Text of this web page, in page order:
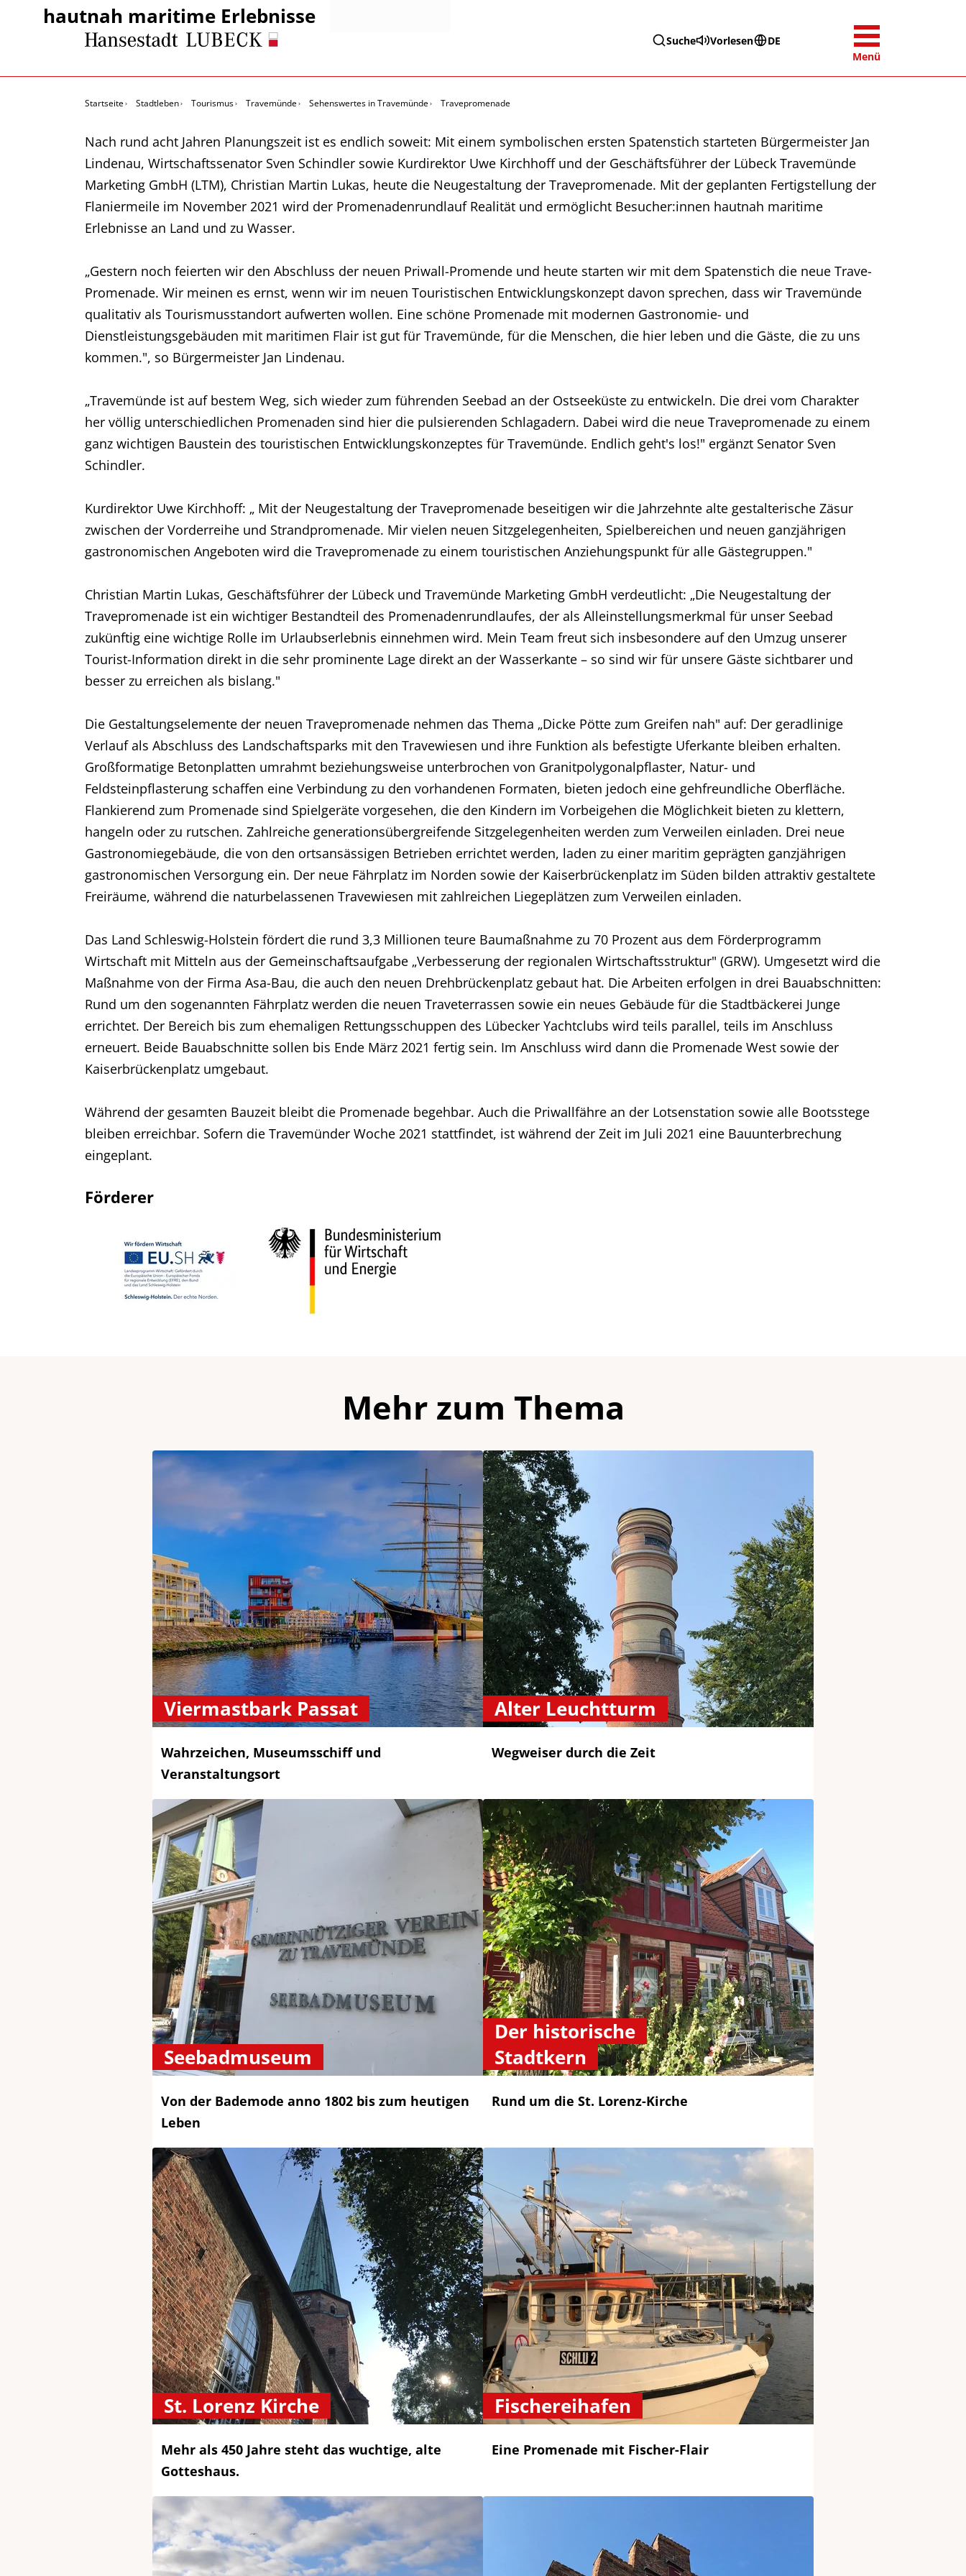
Suche Vorlesen
DE
Menü
hautnah maritime Erlebnisse
Startseite Stadtleben Tourismus Travemünde Sehenswertes in Travemünde Travepromenade
Nach rund acht Jahren Planungszeit ist es endlich soweit: Mit einem symbolischen ersten Spatenstich starteten Bürgermeister Jan
Lindenau, Wirtschaftssenator Sven Schindler sowie Kurdirektor Uwe Kirchhoff und der Geschäftsführer der Lübeck Travemünde
Marketing GmbH (LTM), Christian Martin Lukas, heute die Neugestaltung der Travepromenade. Mit der geplanten Fertigstellung der
Flaniermeile im November 2021 wird der Promenadenrundlauf Realität und ermöglicht Besucher:innen hautnah maritime
Erlebnisse an Land und zu Wasser.
„Gestern noch feierten wir den Abschluss der neuen Priwall-Promende und heute starten wir mit dem Spatenstich die neue Trave-
Promenade. Wir meinen es ernst, wenn wir im neuen Touristischen Entwicklungskonzept davon sprechen, dass wir Travemünde
qualitativ als Tourismusstandort aufwerten wollen. Eine schöne Promenade mit modernen Gastronomie- und
Dienstleistungsgebäuden mit maritimen Flair ist gut für Travemünde, für die Menschen, die hier leben und die Gäste, die zu uns
kommen.", so Bürgermeister Jan Lindenau.
„Travemünde ist auf bestem Weg, sich wieder zum führenden Seebad an der Ostseeküste zu entwickeln. Die drei vom Charakter
her völlig unterschiedlichen Promenaden sind hier die pulsierenden Schlagadern. Dabei wird die neue Travepromenade zu einem
ganz wichtigen Baustein des touristischen Entwicklungskonzeptes für Travemünde. Endlich geht's los!" ergänzt Senator Sven
Schindler.
Kurdirektor Uwe Kirchhoff: „ Mit der Neugestaltung der Travepromenade beseitigen wir die Jahrzehnte alte gestalterische Zäsur
zwischen der Vorderreihe und Strandpromenade. Mir vielen neuen Sitzgelegenheiten, Spielbereichen und neuen ganzjährigen
gastronomischen Angeboten wird die Travepromenade zu einem touristischen Anziehungspunkt für alle Gästegruppen."
Christian Martin Lukas, Geschäftsführer der Lübeck und Travemünde Marketing GmbH verdeutlicht: „Die Neugestaltung der
Travepromenade ist ein wichtiger Bestandteil des Promenadenrundlaufes, der als Alleinstellungsmerkmal für unser Seebad
zukünftig eine wichtige Rolle im Urlaubserlebnis einnehmen wird. Mein Team freut sich insbesondere auf den Umzug unserer
Tourist-Information direkt in die sehr prominente Lage direkt an der Wasserkante – so sind wir für unsere Gäste sichtbarer und
besser zu erreichen als bislang."
Die Gestaltungselemente der neuen Travepromenade nehmen das Thema „Dicke Pötte zum Greifen nah" auf: Der geradlinige
Verlauf als Abschluss des Landschaftsparks mit den Travewiesen und ihre Funktion als befestigte Uferkante bleiben erhalten.
Großformatige Betonplatten umrahmt beziehungsweise unterbrochen von Granitpolygonalpflaster, Natur- und
Feldsteinpflasterung schaffen eine Verbindung zu den vorhandenen Formaten, bieten jedoch eine gehfreundliche Oberfläche.
Flankierend zum Promenade sind Spielgeräte vorgesehen, die den Kindern im Vorbeigehen die Möglichkeit bieten zu klettern,
hangeln oder zu rutschen. Zahlreiche generationsübergreifende Sitzgelegenheiten werden zum Verweilen einladen. Drei neue
Gastronomiegebäude, die von den ortsansässigen Betrieben errichtet werden, laden zu einer maritim geprägten ganzjährigen
gastronomischen Versorgung ein. Der neue Fährplatz im Norden sowie der Kaiserbrückenplatz im Süden bilden attraktiv gestaltete
Freiräume, während die naturbelassenen Travewiesen mit zahlreichen Liegeplätzen zum Verweilen einladen.
Das Land Schleswig-Holstein fördert die rund 3,3 Millionen teure Baumaßnahme zu 70 Prozent aus dem Förderprogramm
Wirtschaft mit Mitteln aus der Gemeinschaftsaufgabe „Verbesserung der regionalen Wirtschaftsstruktur" (GRW). Umgesetzt wird die
Maßnahme von der Firma Asa-Bau, die auch den neuen Drehbrückenplatz gebaut hat. Die Arbeiten erfolgen in drei Bauabschnitten:
Rund um den sogenannten Fährplatz werden die neuen Traveterrassen sowie ein neues Gebäude für die Stadtbäckerei Junge
errichtet. Der Bereich bis zum ehemaligen Rettungsschuppen des Lübecker Yachtclubs wird teils parallel, teils im Anschluss
erneuert. Beide Bauabschnitte sollen bis Ende März 2021 fertig sein. Im Anschluss wird dann die Promenade West sowie der
Kaiserbrückenplatz umgebaut.
Während der gesamten Bauzeit bleibt die Promenade begehbar. Auch die Priwallfähre an der Lotsenstation sowie alle Bootsstege
bleiben erreichbar. Sofern die Travemünder Woche 2021 stattfindet, ist während der Zeit im Juli 2021 eine Bauunterbrechung
eingeplant.
Förderer
Mehr zum Thema
Viermastbark Passat
Wahrzeichen, Museumsschiff und
Veranstaltungsort
Alter Leuchtturm
Wegweiser durch die Zeit
Seebadmuseum
Von der Bademode anno 1802 bis zum heutigen
Leben
Der historische
Stadtkern
Rund um die St. Lorenz-Kirche
St. Lorenz Kirche
Mehr als 450 Jahre steht das wuchtige, alte
Gotteshaus.
Fischereihafen
Eine Promenade mit Fischer-Flair